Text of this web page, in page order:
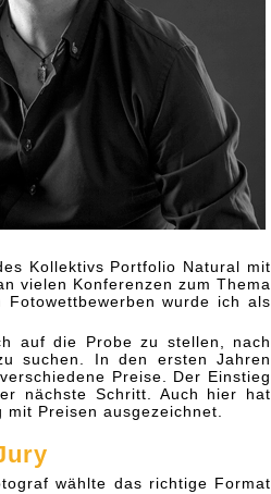
Kollektivs Portfolio Natural mit
vielen Konferenzen zum Thema
wurde ich als
auf die Probe zu stellen, nach
suchen. In den ersten Jahren
Preise. Der Einstieg
nächste Schritt. Auch hier hat
Preisen ausgezeichnet.
wählte das richtige Format